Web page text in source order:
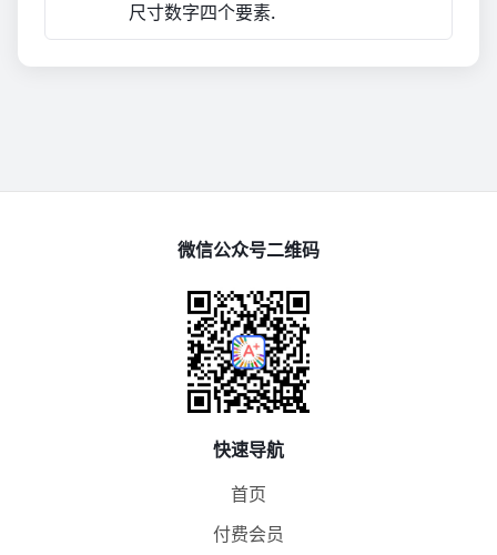
尺寸数字四个要素.
微信公众号二维码
快速导航
首页
付费会员